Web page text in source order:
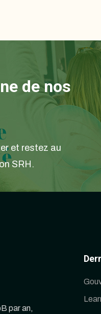
de nos
et restez au
SRH.
par an,